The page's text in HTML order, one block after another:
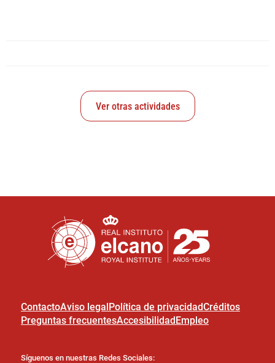
Ver otras actividades
ContactoAviso legal Política de privacidadCréditos
Preguntas frecuentesAccesibilidad Empleo
Síguenos en nuestras Redes Sociales: